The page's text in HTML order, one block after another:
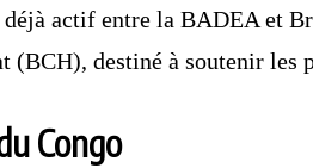
actif entre la BADEA et
destiné à soutenir
Congo